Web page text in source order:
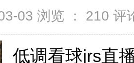
03 浏览 ： 210 评
低调看球jrs直